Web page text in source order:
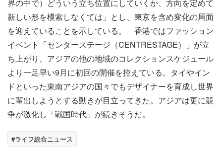
界の中で）どういう立ち位置にしていくか、方向を定めて
新しい形を模索しなくては」とし、東京を含め変化の局面
を迎えていることを示している。 香港ではファッション
イベント「センターステージ（CENTRESTAGE）」が立
ち上がり、アジアの他の地域のコレクションスケジュール
より一足早い9月に初回の開催を控えている。タイやイン
ドといった東南アジアの国々でもデザイナーを育成し世界
に輩出しようとする動きが目立ってきた。アジアは更に競
争が激化し「戦国時代」が続きそうだ。
#ライフ総合ニュース